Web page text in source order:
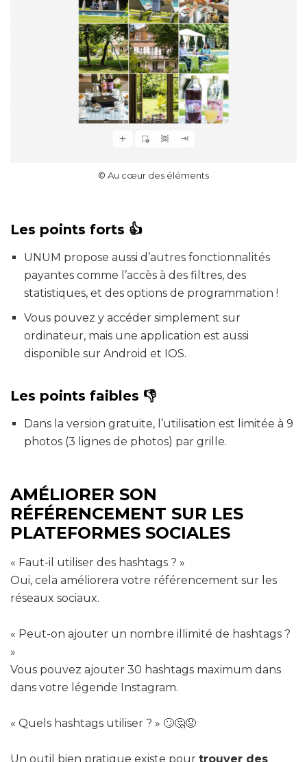
© Au cœur des éléments
Les points forts 👍
UNUM propose aussi d’autres fonctionnalités
payantes comme l’accès à des filtres, des
statistiques, et des options de programmation !
Vous pouvez y accéder simplement sur
ordinateur, mais une application est aussi
disponible sur Android et IOS.
Les points faibles 👎
Dans la version gratuite, l’utilisation est limitée à 9
photos (3 lignes de photos) par grille.
AMÉLIORER SON
RÉFÉRENCEMENT SUR LES
PLATEFORMES SOCIALES
« Faut-il utiliser des hashtags ? »
Oui, cela améliorera votre référencement sur les
réseaux sociaux.
« Peut-on ajouter un nombre illimité de hashtags ?
»
Vous pouvez ajouter 30 hashtags maximum dans
dans votre légende Instagram.
« Quels hashtags utiliser ? » 🙄🤔😟
Un outil bien pratique existe pour trouver des